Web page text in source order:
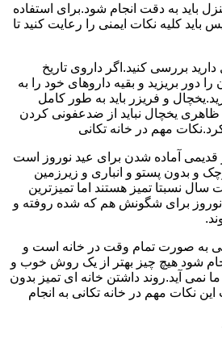
به دقت انجام شود.برای استفاده
باید کلیه نکات ایمنی را رعایت کنید تا
بررسی کنید.اگر داروی تاریخ
دور بریزید و بقیه داروهای خود را به
و فریزر باید به طور کامل
یخچال نباید از ضدعفونی کردن
مهم در خانه تکانی
قدیمی آماده شدن برای عید نوروز است
و بدون پستو و انباری و زیرزمین
سال نسبتا تمیز هستند اما تمیزترین
نوروز برای شگونش هم که شده روفته و
به صورت تمام وقت در خانه است و
شود هیچ چیز بهتر از یک روش خوب و
نمی آید.روند داشتن خانه ای تمیز بدون
نکات مهم در خانه تکانی به انجام